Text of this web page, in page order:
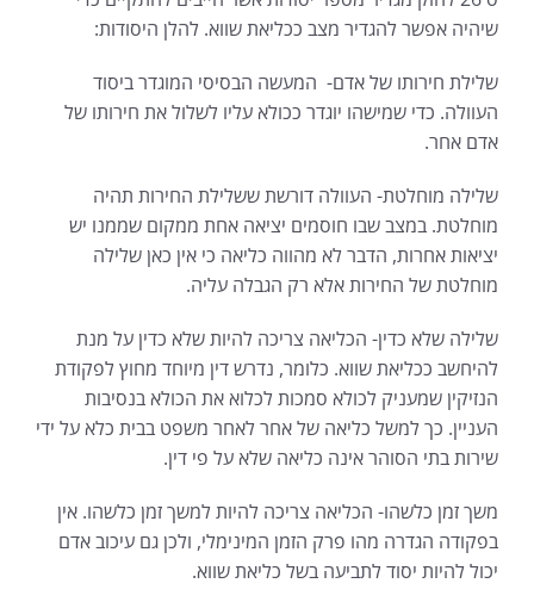
שיהיה אפשר להגדיר מצב ככליאת שווא. להלן היסודות:
שלילת חירותו של אדם- המעשה הבסיסי המוגדר ביסוד
העוולה. כדי שמישהו יוגדר ככולא עליו לשלול את חירותו של
אדם אחר.
שלילה מוחלטת- העוולה דורשת ששלילת החירות תהיה
מוחלטת. במצב שבו חוסמים יציאה אחת ממקום שממנו יש
יציאות אחרות, הדבר לא מהווה כליאה כי אין כאן שלילה
מוחלטת של החירות אלא רק הגבלה עליה.
שלילה שלא כדין- הכליאה צריכה להיות שלא כדין על מנת
להיחשב ככליאת שווא. כלומר, נדרש דין מיוחד מחוץ לפקודת
הנזיקין שמעניק לכולא סמכות לכלוא את הכולא בנסיבות
העניין. כך למשל כליאה של אחר לאחר משפט בבית כלא על ידי
שירות בתי הסוהר אינה כליאה שלא על פי דין.
משך זמן כלשהו- הכליאה צריכה להיות למשך זמן כלשהו. אין
בפקודה הגדרה מהו פרק הזמן המינימלי, ולכן גם עיכוב אדם
יכול להיות יסוד לתביעה בשל כליאת שווא.